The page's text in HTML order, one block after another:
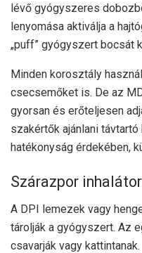
lévő gyógyszeres
lenyomása aktiválja a
„puff” gyógyszert bocsát
Minden korosztály
csecsemőket is. De az
gyorsan és erőteljesen
szakértők ajánlani távtartó
hatékonyság érdekében,
Szárazpor
A DPI lemezek vagy
tárolják a gyógyszert. Az
csavarják vagy kattintanak.